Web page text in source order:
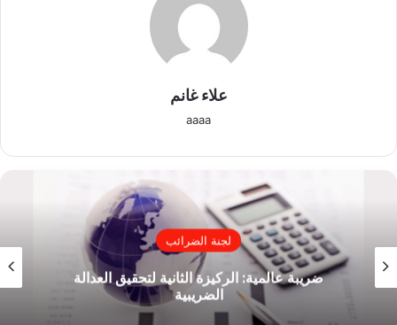
علاء غانم
aaaa
لجنة الضرائب
ضريبة عالمية: الركيزة الثانية لتحقيق العدالة
الضريبية